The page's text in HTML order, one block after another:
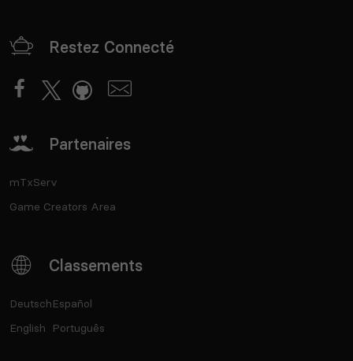
Restez Connecté
Partenaires
mTxServ
Game Creators Area
Classements
Deutsch
English
Español
Português